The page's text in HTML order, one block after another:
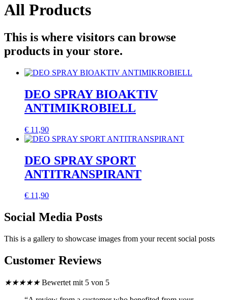
All Products
This is where visitors can browse
products in your store.
DEO SPRAY BIOAKTIV
ANTIMIKROBIELL
€ 11,90
DEO SPRAY SPORT
ANTITRANSPIRANT
€ 11,90
Social Media Posts
This is a gallery to showcase images from your recent social posts
Customer Reviews
★★★★★ Bewertet mit 5 von 5